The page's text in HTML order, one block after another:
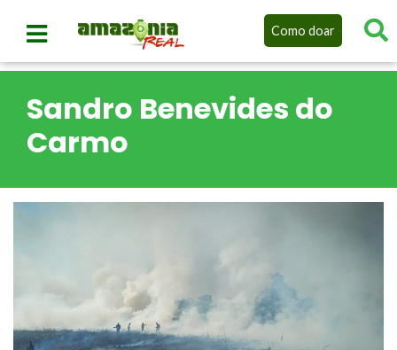
Como doar
Sandro Benevides do
Carmo